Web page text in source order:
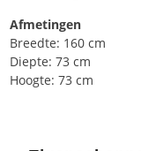
Afmetingen
Breedte: 160 cm
Diepte: 73 cm
Hoogte: 73 cm